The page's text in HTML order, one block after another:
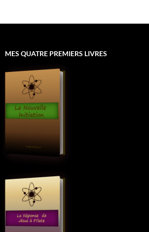
MES QUATRE PREMIERS LIVRES